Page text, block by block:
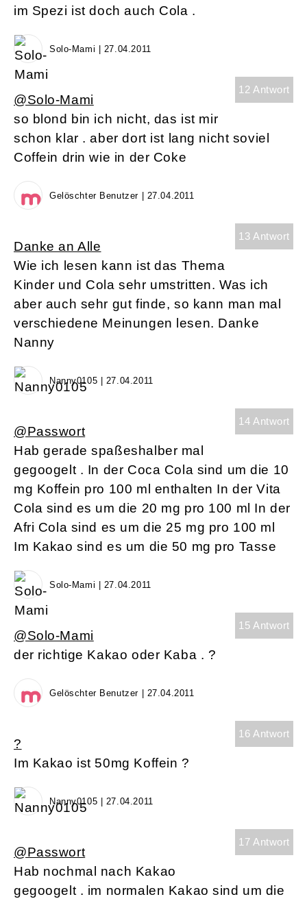
im Spezi ist doch auch Cola .
Solo-Mami | 27.04.2011
12 Antwort
@Solo-Mami
so blond bin ich nicht, das ist mir
schon klar . aber dort ist lang nicht soviel
Coffein drin wie in der Coke
Gelöschter Benutzer | 27.04.2011
13 Antwort
Danke an Alle
Wie ich lesen kann ist das Thema
Kinder und Cola sehr umstritten. Was ich
aber auch sehr gut finde, so kann man mal
verschiedene Meinungen lesen. Danke
Nanny
Nanny0105 | 27.04.2011
14 Antwort
@Passwort
Hab gerade spaßeshalber mal
gegoogelt . In der Coca Cola sind um die 10
mg Koffein pro 100 ml enthalten In der Vita
Cola sind es um die 20 mg pro 100 ml In der
Afri Cola sind es um die 25 mg pro 100 ml
Im Kakao sind es um die 50 mg pro Tasse
Solo-Mami | 27.04.2011
15 Antwort
@Solo-Mami
der richtige Kakao oder Kaba . ?
Gelöschter Benutzer | 27.04.2011
16 Antwort
?
Im Kakao ist 50mg Koffein ?
Nanny0105 | 27.04.2011
17 Antwort
@Passwort
Hab nochmal nach Kakao
gegoogelt . im normalen Kakao sind um die